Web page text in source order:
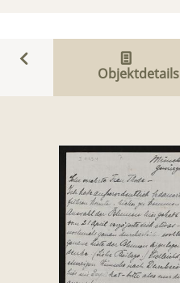
Objektdetails